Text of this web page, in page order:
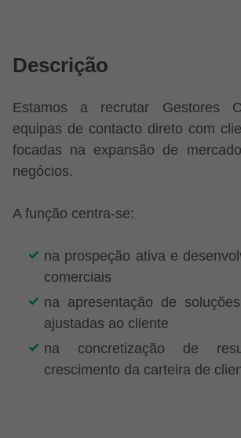
Descrição
Estamos a recrutar Gestores
equipas de contacto direto com
focadas na expansão de
negócios.
A função centra-se:
na prospeção ativa e
comerciais
na apresentação de
ajustadas ao cliente
na concretização de
crescimento da carteira de